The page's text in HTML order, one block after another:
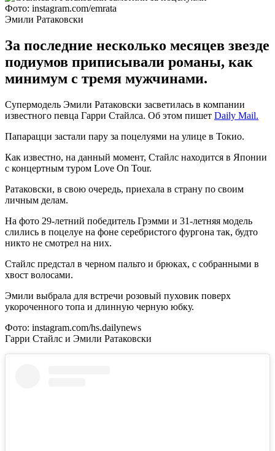
Фото: instagram.com/emrata
Эмили Ратаковски
За последние несколько месяцев звезде
подиумов приписывали романы, как
минимум с тремя мужчинами.
Супермодель Эмили Ратаковски засветилась в компании
известного певца Гарри Стайлса. Об этом пишет Daily Mail.
Папарацци застали пару за поцелуями на улице в Токио.
Как известно, на данный момент, Стайлс находится в Японии
с концертным туром Love On Tour.
Ратаковски, в свою очередь, приехала в страну по своим
личным делам.
На фото 29-летний победитель Грэмми и 31-летняя модель
слились в поцелуе на фоне серебристого фургона так, будто
никто не смотрел на них.
Стайлс предстал в черном пальто и брюках, с собранными в
хвост волосами.
Эмили выбрала для встречи розовый пуховик поверх
укороченного топа и длинную черную юбку.
Фото: instagram.com/hs.dailynews
Гарри Стайлс и Эмили Ратаковски